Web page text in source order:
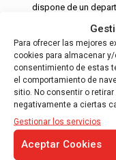
Para ofrecer las mejores
cookies para almacenar
consentimiento de estas
el comportamiento de
sitio. No consentir o
negativamente a ciertas
Gestionar los servicios
Aceptar Cookies
dispone de un
Leer más
INFORME DE